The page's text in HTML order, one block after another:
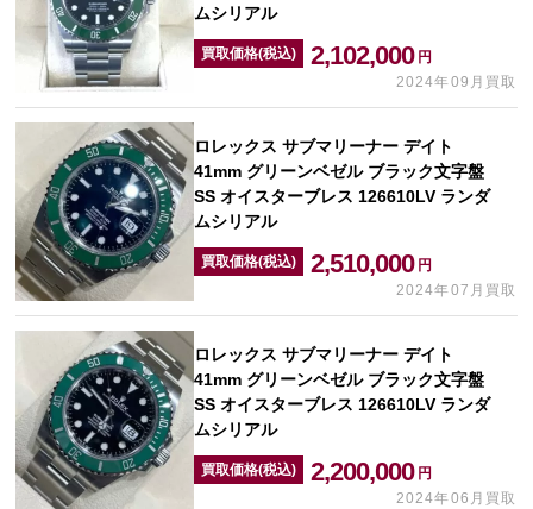
ムシリアル
買取価格(税込) 2,102,000 円
2024年09月買取
ロレックス サブマリーナー デイト
41mm グリーンベゼル ブラック文字盤
SS オイスターブレス 126610LV ランダ
ムシリアル
買取価格(税込) 2,510,000 円
2024年07月買取
ロレックス サブマリーナー デイト
41mm グリーンベゼル ブラック文字盤
SS オイスターブレス 126610LV ランダ
ムシリアル
買取価格(税込) 2,200,000 円
2024年06月買取